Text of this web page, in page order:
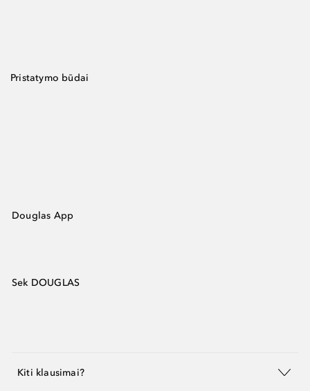
Pristatymo būdai
Douglas App
Sek DOUGLAS
Kiti klausimai?